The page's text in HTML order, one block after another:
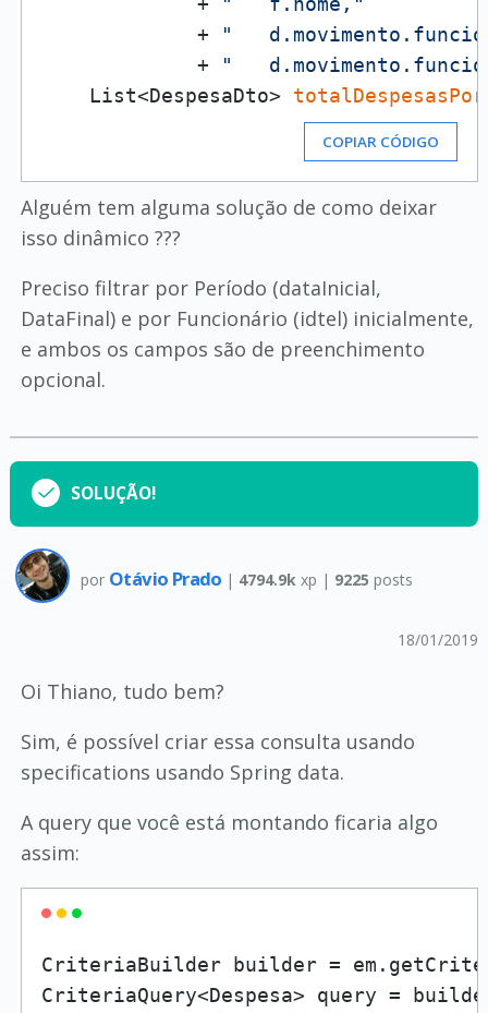
             +
"
             +
"
    List<DespesaDto>
COPIAR CÓDIGO
Alguém tem alguma solução de como deixar
isso dinâmico ???
Preciso filtrar por Período (dataInicial,
DataFinal) e por Funcionário (idtel) inicialmente,
e ambos os campos são de preenchimento
opcional.
SOLUÇÃO!
por Otávio Prado | 4794.9k xp | 9225 posts
18/01/2019
Oi Thiano, tudo bem?
Sim, é possível criar essa consulta usando
specifications usando Spring data.
A query que você está montando ficaria algo
assim:
CriteriaBuilder builder =
CriteriaQuery<Despesa> query =